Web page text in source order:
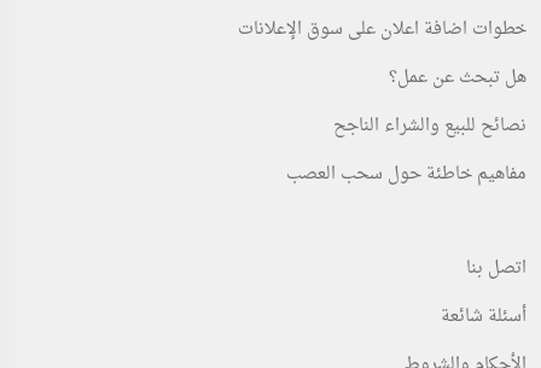
خطوات اضافة اعلان على سوق الإعلانات
هل تبحث عن عمل؟
نصائح للبيع والشراء الناجح
مفاهيم خاطئة حول سحب العصب
اتصل بنا
أسئلة شائعة